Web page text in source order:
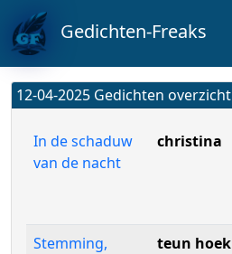
Gedichten-Freaks
12-04-2025 Gedichten overzicht
In de schaduw
van de nacht
christina
Stemming, teun hoek